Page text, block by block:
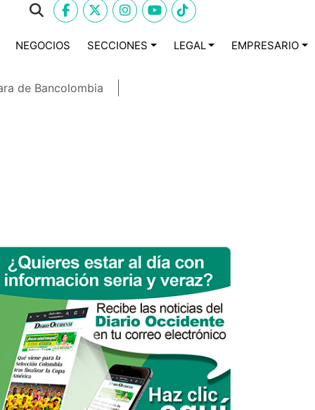
NEGOCIOS SECCIONES LEGAL EMPRESARIO
de Bancolombia